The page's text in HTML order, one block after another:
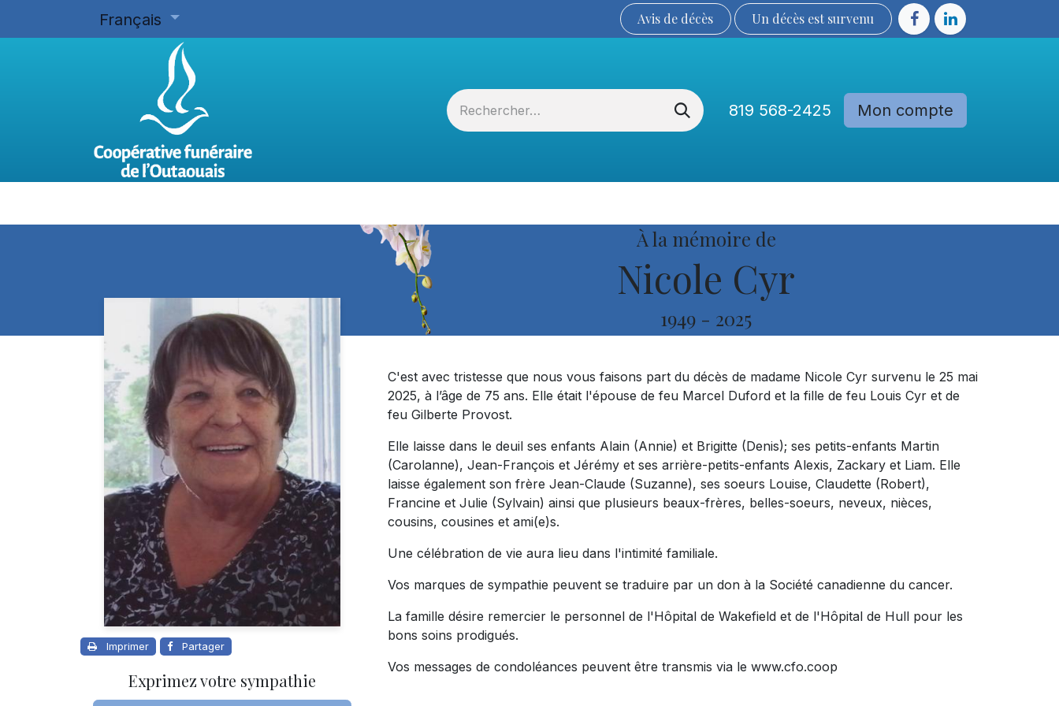
Français Avis de décès Un décès est sur​​​​​​​​ve​nu​​​​​​​​​​
819 568-2425 Mon compte
À la mémoire de
Nicole Cyr
1949 - 2025
Imprimer Partager
Exprimez votre sympathie
C'est avec tristesse que nous vous faisons part du décès de madame Nicole Cyr survenu le 25 mai
2025, à l’âge de 75 ans. Elle était l'épouse de feu Marcel Duford et la fille de feu Louis Cyr et de
feu Gilberte Provost.
Elle laisse dans le deuil ses enfants Alain (Annie) et Brigitte (Denis); ses petits-enfants Martin
(Carolanne), Jean-François et Jérémy et ses arrière-petits-enfants Alexis, Zackary et Liam. Elle
laisse également son frère Jean-Claude (Suzanne), ses soeurs Louise, Claudette (Robert),
Francine et Julie (Sylvain) ainsi que plusieurs beaux-frères, belles-soeurs, neveux, nièces,
cousins, cousines et ami(e)s.
Une célébration de vie aura lieu dans l'intimité familiale.
Vos marques de sympathie peuvent se traduire par un don à la Société canadienne du cancer.
La famille désire remercier le personnel de l'Hôpital de Wakefield et de l'Hôpital de Hull pour les
bons soins prodigués.
Vos messages de condoléances peuvent être transmis via le www.cfo.coop